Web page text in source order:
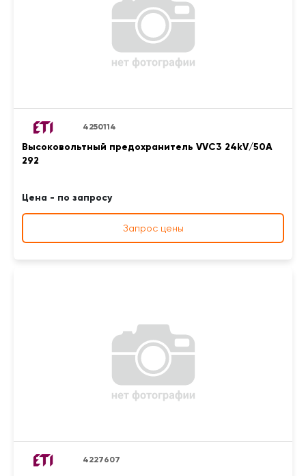
4250114
Высоковольтный предохранитель VVC3 24kV/50A
292
Цена - по запросу
Запрос цены
4227607